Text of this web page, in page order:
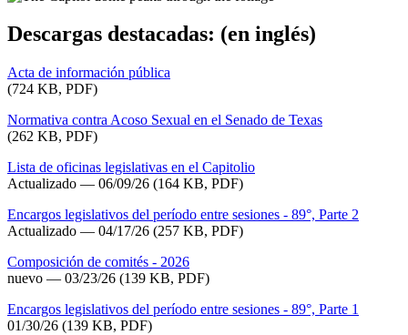
Descargas destacadas: (en inglés)
Acta de información pública
(724 KB, PDF)
Normativa contra Acoso Sexual en el Senado de Texas
(262 KB, PDF)
Lista de oficinas legislativas en el Capitolio
Actualizado — 06/09/26 (164 KB, PDF)
Encargos legislativos del período entre sesiones - 89°, Parte 2
Actualizado — 04/17/26 (257 KB, PDF)
Composición de comités - 2026
nuevo — 03/23/26 (139 KB, PDF)
Encargos legislativos del período entre sesiones - 89°, Parte 1
01/30/26 (139 KB, PDF)